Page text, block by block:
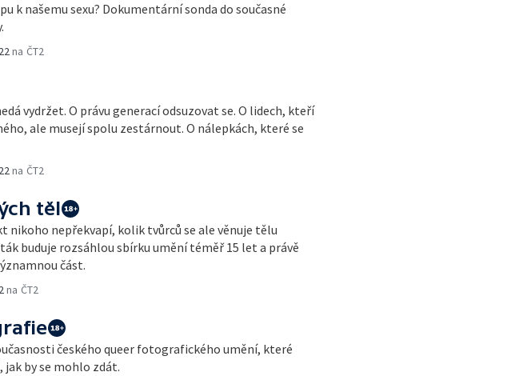
k našemu sexu? Dokumentární sonda do současné
na ČT2
vydržet. O právu generací odsuzovat se. O lidech, kteří
ale musejí spolu zestárnout. O nálepkách, které se
na ČT2
těl
nikoho nepřekvapí, kolik tvůrců se ale věnuje tělu
buduje rozsáhlou sbírku umění téměř 15 let a právě
část.
na ČT2
českého queer fotografického umění, které
jak by se mohlo zdát.